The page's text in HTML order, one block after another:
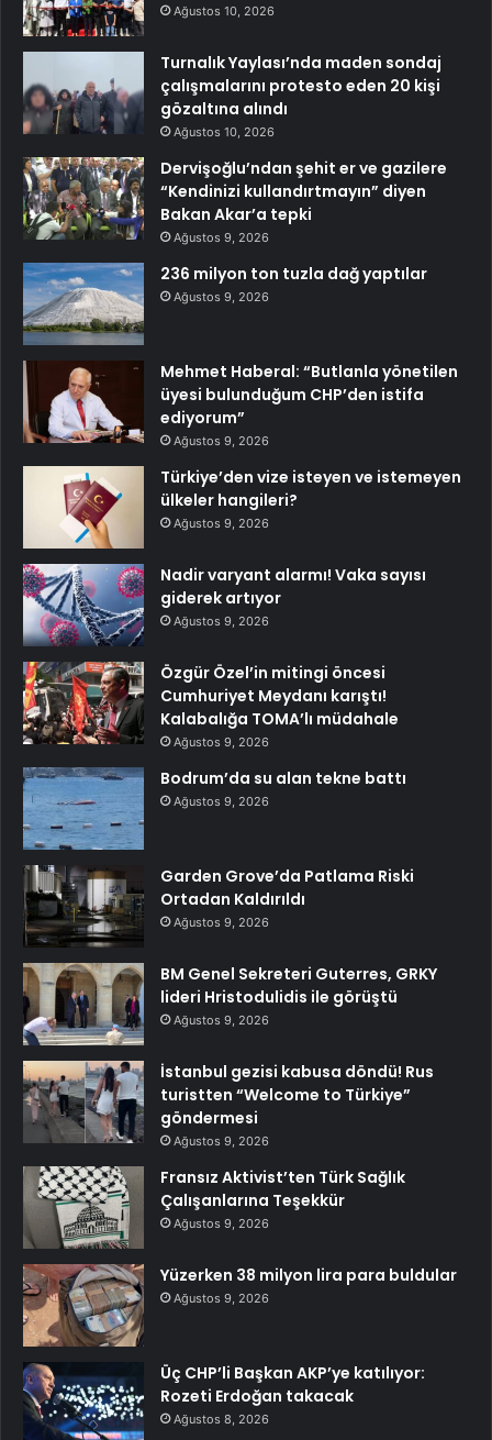
Ağustos 10, 2026
Turnalık Yaylası’nda maden sondaj
çalışmalarını protesto eden 20 kişi
gözaltına alındı
Ağustos 10, 2026
Dervişoğlu’ndan şehit er ve gazilere
“Kendinizi kullandırtmayın” diyen
Bakan Akar’a tepki
Ağustos 9, 2026
236 milyon ton tuzla dağ yaptılar
Ağustos 9, 2026
Mehmet Haberal: “Butlanla yönetilen
üyesi bulunduğum CHP’den istifa
ediyorum”
Ağustos 9, 2026
Türkiye’den vize isteyen ve istemeyen
ülkeler hangileri?
Ağustos 9, 2026
Nadir varyant alarmı! Vaka sayısı
giderek artıyor
Ağustos 9, 2026
Özgür Özel’in mitingi öncesi
Cumhuriyet Meydanı karıştı!
Kalabalığa TOMA’lı müdahale
Ağustos 9, 2026
Bodrum’da su alan tekne battı
Ağustos 9, 2026
Garden Grove’da Patlama Riski
Ortadan Kaldırıldı
Ağustos 9, 2026
BM Genel Sekreteri Guterres, GRKY
lideri Hristodulidis ile görüştü
Ağustos 9, 2026
İstanbul gezisi kabusa döndü! Rus
turistten “Welcome to Türkiye”
göndermesi
Ağustos 9, 2026
Fransız Aktivist’ten Türk Sağlık
Çalışanlarına Teşekkür
Ağustos 9, 2026
Yüzerken 38 milyon lira para buldular
Ağustos 9, 2026
Üç CHP’li Başkan AKP’ye katılıyor:
Rozeti Erdoğan takacak
Ağustos 8, 2026